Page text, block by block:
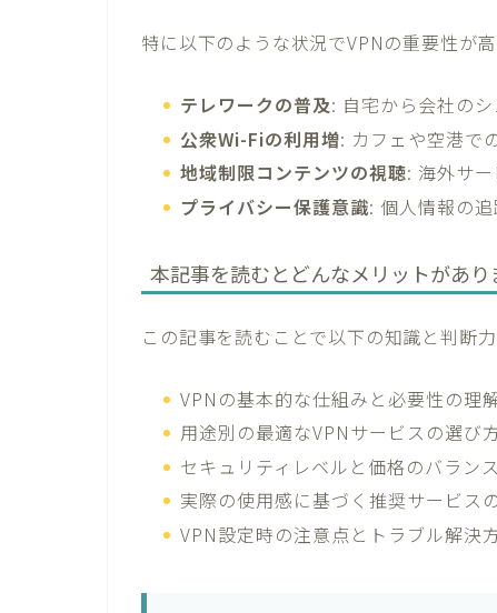
特に以下のような状況でVPNの重要性が高
テレワークの普及: 自宅から会社の
公衆Wi-Fiの利用増: カフェや空港で
地域制限コンテンツの視聴: 海外サ
プライバシー保護意識: 個人情報の
本記事を読むとどんなメリットがあり
この記事を読むことで以下の知識と判断
VPNの基本的な仕組みと必要性の理
用途別の最適なVPNサービスの選び
セキュリティレベルと価格のバラン
実際の使用感に基づく推奨サービス
VPN設定時の注意点とトラブル解決